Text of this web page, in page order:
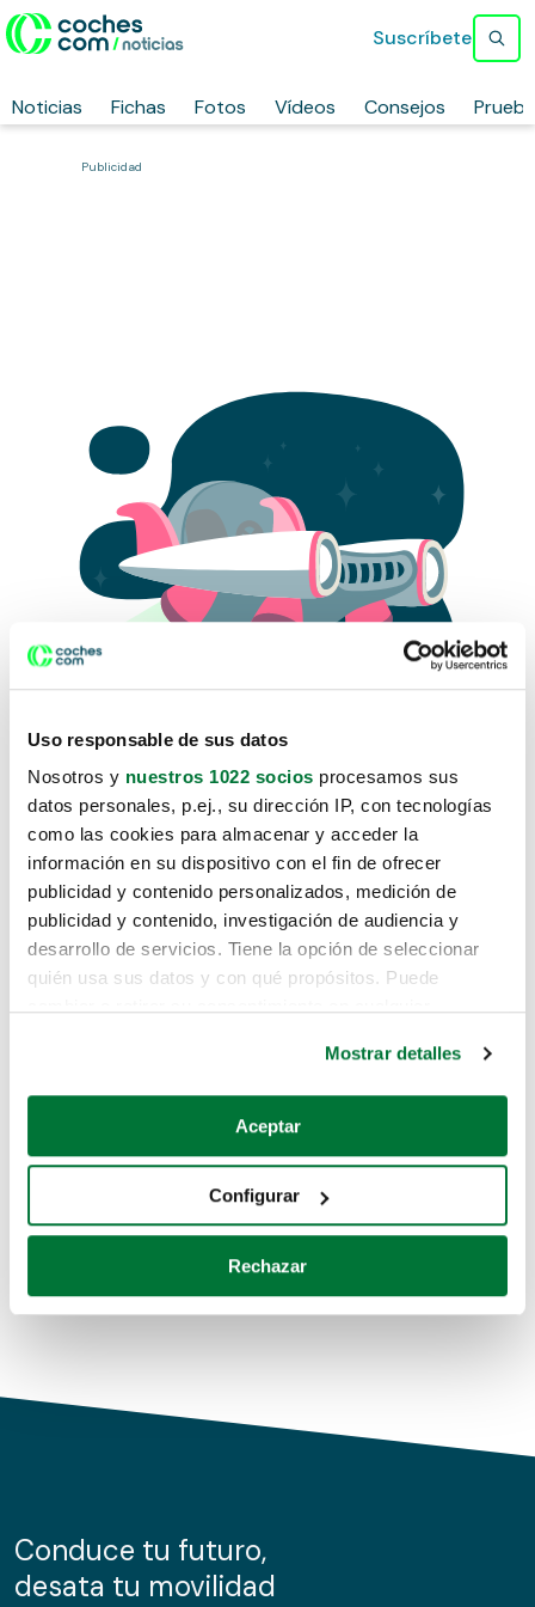
Uso responsable de sus datos
Nosotros y nuestros 1022 socios procesamos sus
datos personales, p.ej., su dirección IP, con tecnologías
como las cookies para almacenar y acceder la
información en su dispositivo con el fin de ofrecer
publicidad y contenido personalizados, medición de
publicidad y contenido, investigación de audiencia y
desarrollo de servicios. Tiene la opción de seleccionar
quién usa sus datos y con qué propósitos. Puede
Si lo permite, también quisiéramos:
Recopilar información sobre su ubicación geográfica
Identificar su dispositivo analizándolo activamente
para buscar características específicas (huellas
Obtenga más información sobre cómo se procesan sus
de cookies.
información sobre el uso que haga del sitio web con
nuestros partners de redes sociales, publicidad y análisis
Mostrar detalles
Aceptar
Configurar
Rechazar
Noticias Fichas Fotos Vídeos Consejos
Suscríbete
Publicidad
Lo sentimos, no sabemos como
te hemos traido hasta aquí.
Pero puedes encontrar el coche que estás
buscando en alguno de estos enlaces:
Coches de segunda mano
Coches de km0
Conduce tu futuro,
desata tu movilidad